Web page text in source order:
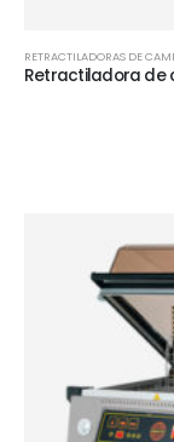
RETRACTILADORAS DE
Retractiladora de